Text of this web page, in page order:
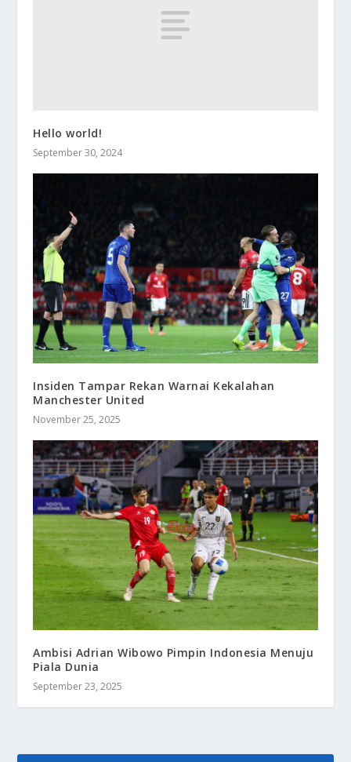
Hello world!
September 30, 2024
Insiden Tampar Rekan Warnai Kekalahan
Manchester United
November 25, 2025
Ambisi Adrian Wibowo Pimpin Indonesia Menuju
Piala Dunia
September 23, 2025